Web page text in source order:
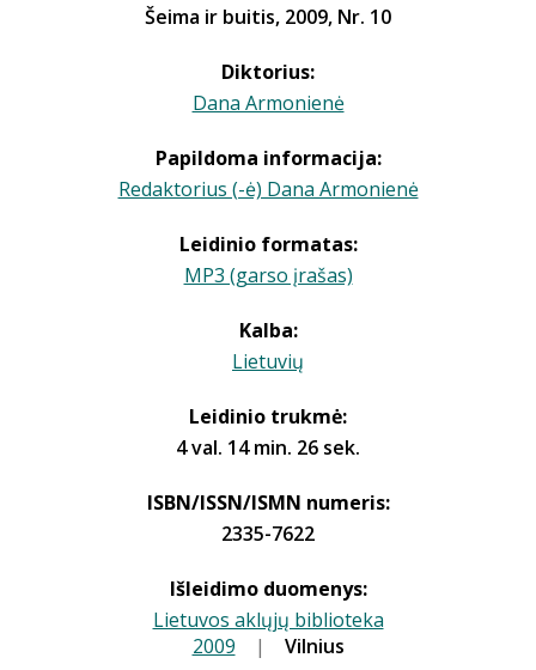
Šeima ir buitis, 2009, Nr. 10
Diktorius:
Dana Armonienė
Papildoma informacija:
Redaktorius (-ė) Dana Armonienė
Leidinio formatas:
MP3 (garso įrašas)
Kalba:
Lietuvių
Leidinio trukmė:
4 val. 14 min. 26 sek.
ISBN/ISSN/ISMN numeris:
2335-7622
Išleidimo duomenys:
Lietuvos aklųjų biblioteka
2009 | Vilnius